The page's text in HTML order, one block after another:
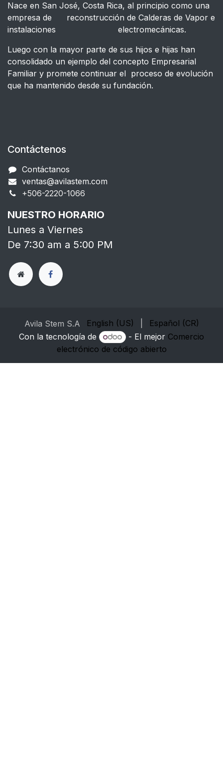
Nace en San José, Costa Rica, al principio como una
empresa de reconstrucción de Calderas de Vapor e
instalaciones electromecánicas.
Luego con la mayor parte de sus hijos e hijas han
consolidado un ejemplo del concepto Empresarial
Familiar y promete continuar el proceso de evolución
que ha mantenido desde su fundación.
Contáctenos
Contáctanos
ventas@avilastem.com
+506-2220-1066​
NUESTRO HORARIO
Lunes a Viernes
De 7:30 am a 5:00 PM
Avila Stem S.A English (US)
Español (CR)
Con la tecnología de
- El mejor Comercio
electrónico de código abierto